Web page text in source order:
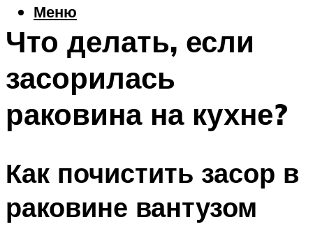
Меню
Что делать, если
засорилась
раковина на кухне?
Как почистить засор в
раковине вантузом